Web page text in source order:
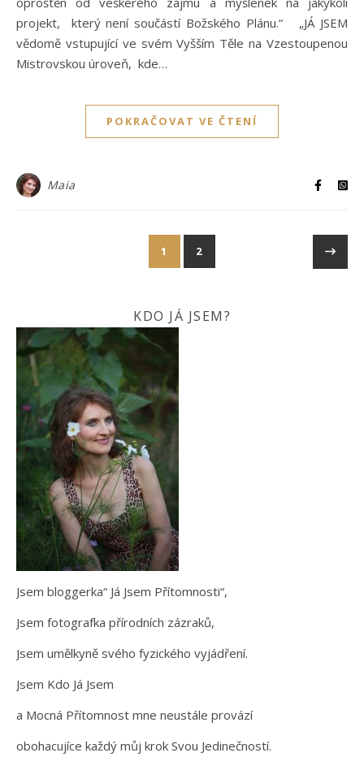
projekt, který není součástí Božského Plánu.“ „JÁ JSEM
vědomě vstupující ve svém Vyšším Těle na Vzestoupenou
Mistrovskou úroveň, kde…
POKRAČOVAT VE ČTENÍ
Maia
1 2
KDO JÁ JSEM?
Jsem bloggerka“ Já Jsem Přítomnosti“,
Jsem fotografka přírodních zázraků,
Jsem umělkyně svého fyzického vyjádření.
Jsem Kdo Já Jsem
a Mocná Přítomnost mne neustále provází
obohacujíce každý můj krok Svou Jedinečností.